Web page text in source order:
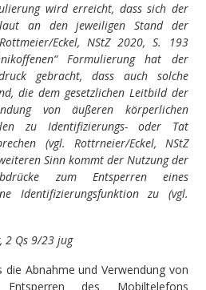
wird erreicht, dass sich der
an den jeweiligen Stand der
Eckel, NStZ 2020, S. 193
Formulierung hat der
gebracht, dass auch solche
die dem gesetzlichen Leitbild der
von äußeren körperlichen
zu Identifizierungs- oder Tat
(vgl. Rottrneier/Eckel, NStZ
Sinn kommt der Nutzung der
zum Entsperren eines
Identifizierungsfunktion zu (vgl.
2 Qs 9/23 jug
Abnahme und Verwendung von
Entsperren des Mobiltelefons